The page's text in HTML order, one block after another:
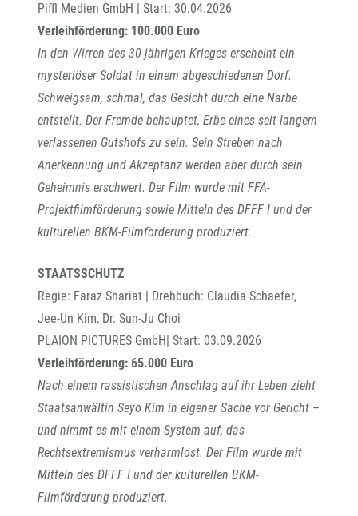
Piffl Medien GmbH | Start: 30.04.2026
Verleihförderung: 100.000 Euro
In den Wirren des 30-jährigen Krieges erscheint ein
mysteriöser Soldat in einem abgeschiedenen Dorf.
Schweigsam, schmal, das Gesicht durch eine Narbe
entstellt. Der Fremde behauptet, Erbe eines seit langem
verlassenen Gutshofs zu sein. Sein Streben nach
Anerkennung und Akzeptanz werden aber durch sein
Geheimnis erschwert. Der Film wurde mit FFA-
Projektfilmförderung sowie Mitteln des DFFF I und der
kulturellen BKM-Filmförderung produziert.
STAATSSCHUTZ
Regie: Faraz Shariat | Drehbuch: Claudia Schaefer,
Jee-Un Kim, Dr. Sun-Ju Choi
PLAION PICTURES GmbH| Start: 03.09.2026
Verleihförderung: 65.000 Euro
Nach einem rassistischen Anschlag auf ihr Leben zieht
Staatsanwältin Seyo Kim in eigener Sache vor Gericht –
und nimmt es mit einem System auf, das
Rechtsextremismus verharmlost. Der Film wurde mit
Mitteln des DFFF I und der kulturellen BKM-
Filmförderung produziert.